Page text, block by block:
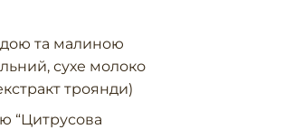
та малиною
сухе молоко
троянди)
“Цитрусова